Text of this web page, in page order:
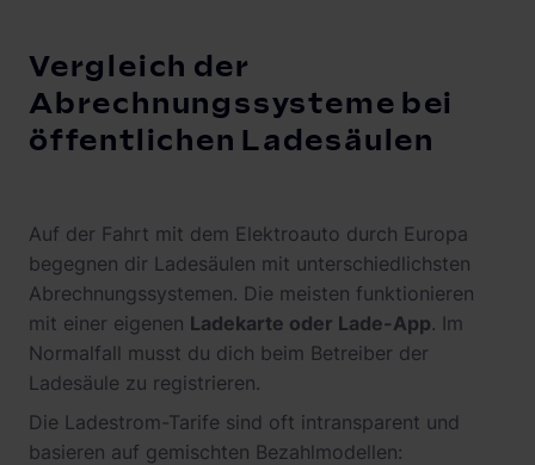
Vergleich der
Abrechnungssysteme bei
öffentlichen Ladesäulen
Auf der Fahrt mit dem Elektroauto durch Europa
begegnen dir Ladesäulen mit unterschiedlichsten
Abrechnungssystemen. Die meisten funktionieren
mit einer eigenen Ladekarte oder Lade-App. Im
Normalfall musst du dich beim Betreiber der
Ladesäule zu registrieren.
Die Ladestrom-Tarife sind oft intransparent und
basieren auf gemischten Bezahlmodellen: